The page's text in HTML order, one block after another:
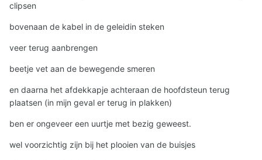
clipsen
bovenaan de kabel in de geleidin steken
veer terug aanbrengen
beetje vet aan de bewegende smeren
en daarna het afdekkapje achteraan de hoofdsteun terug
plaatsen (in mijn geval er terug in plakken)
ben er ongeveer een uurtje met bezig geweest.
wel voorzichtig zijn bij het plooien van de buisjes